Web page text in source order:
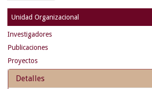
Unidad Organizacional
Investigadores
Publicaciones
Proyectos
Detalles